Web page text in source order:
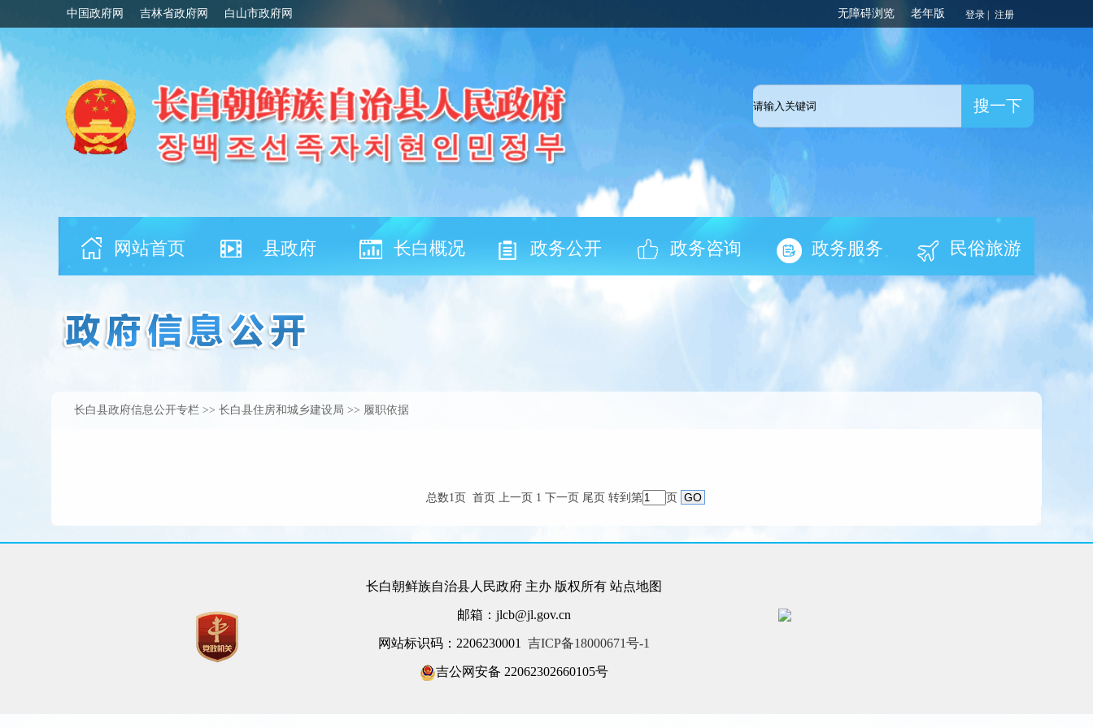
登录 | 注册
长白县政府信息公开专栏 >> 长白县住房和城乡建设局 >> 履职依据
总数1页 首页 上一页 1 下一页 尾页 转到第 页